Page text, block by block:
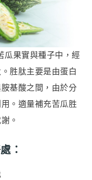
瓜果實與種子中，經
胜肽主要是由蛋白
基酸之間，由於分
。適量補充苦瓜胜
。
：